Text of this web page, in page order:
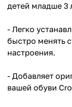
детей младше 3
- Легко
быстро менять
настроения.
- Добавляет
вашей обуви